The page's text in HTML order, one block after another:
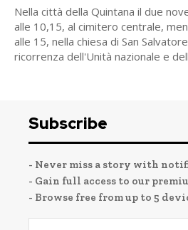
Nella città della Quintana il due
alle 10,15, al cimitero centrale,
alle 15, nella chiesa di San
ricorrenza dell'Unità nazionale e
Subscribe
- Never miss a story with
- Gain full access to our
- Browse free from up to 5